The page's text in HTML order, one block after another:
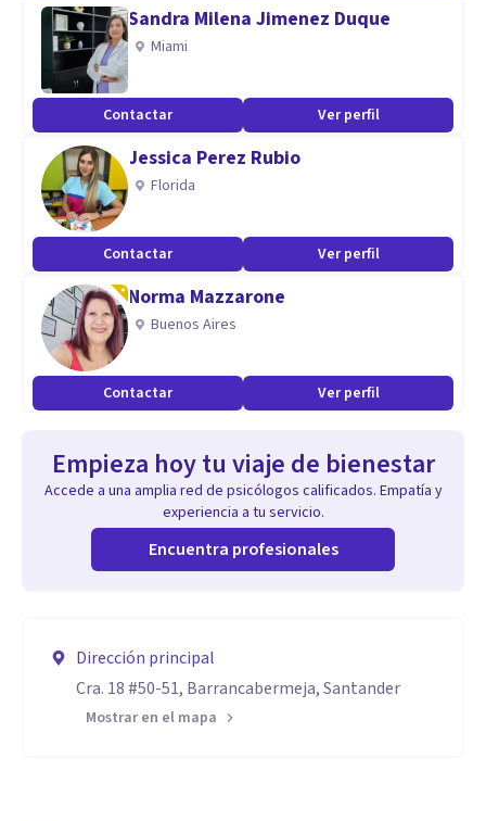
Sandra Milena Jimenez Duque
Miami
Contactar Ver perfil
Jessica Perez Rubio
Florida
Contactar Ver perfil
Norma Mazzarone
Buenos Aires
Contactar Ver perfil
Empieza hoy tu viaje de bienestar
Accede a una amplia red de psicólogos calificados. Empatía y
experiencia a tu servicio.
Encuentra profesionales
Dirección principal
Cra. 18 #50-51, Barrancabermeja, Santander
Mostrar en el mapa